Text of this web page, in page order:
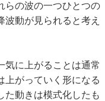
の波の一つひとつの
動が見られると考え
に上がることは通常
上がっていく形になる
た動きは模式化したも